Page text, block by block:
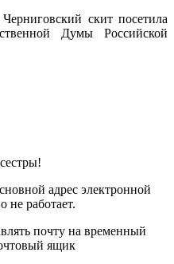
скит посетила
Думы Российской
адрес электронной
не работает.
почту на временный
ящик